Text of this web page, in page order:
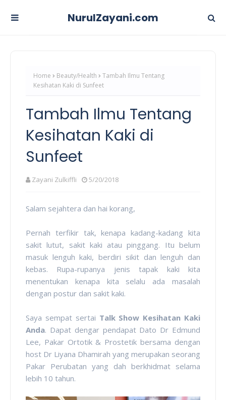
NurulZayani.com
Home Beauty/Health
Tambah Ilmu Tentang
Kesihatan Kaki di Sunfeet
Tambah Ilmu Tentang
Kesihatan Kaki di
Sunfeet
Zayani Zulkiffli 5/20/2018
Salam sejahtera dan hai korang,
Pernah terfikir tak, kenapa kadang-kadang kita
sakit lutut, sakit kaki atau pinggang. Itu belum
masuk lenguh kaki, berdiri sikit dan lenguh dan
kebas. Rupa-rupanya jenis tapak kaki kita
menentukan kenapa kita selalu ada masalah
dengan postur dan sakit kaki.
Saya sempat sertai Talk Show Kesihatan Kaki
Anda. Dapat dengar pendapat Dato Dr Edmund
Lee, Pakar Ortotik & Prostetik bersama dengan
host Dr Liyana Dhamirah yang merupakan seorang
Pakar Perubatan yang dah berkhidmat selama
lebih 10 tahun.